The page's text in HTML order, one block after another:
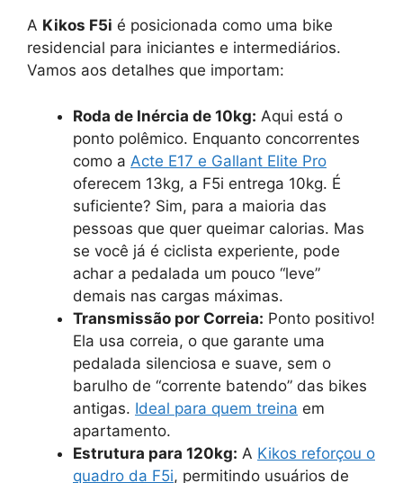
A Kikos F5i é posicionada como uma bike
residencial para iniciantes e intermediários.
Vamos aos detalhes que importam:
Roda de Inércia de 10kg: Aqui está o
ponto polêmico. Enquanto concorrentes
como a Acte E17 e Gallant Elite Pro
oferecem 13kg, a F5i entrega 10kg. É
suficiente? Sim, para a maioria das
pessoas que quer queimar calorias. Mas
se você já é ciclista experiente, pode
achar a pedalada um pouco “leve”
demais nas cargas máximas.
Transmissão por Correia: Ponto positivo!
Ela usa correia, o que garante uma
pedalada silenciosa e suave, sem o
barulho de “corrente batendo” das bikes
antigas. Ideal para quem treina em
apartamento.
Estrutura para 120kg: A Kikos reforçou o
quadro da F5i, permitindo usuários de